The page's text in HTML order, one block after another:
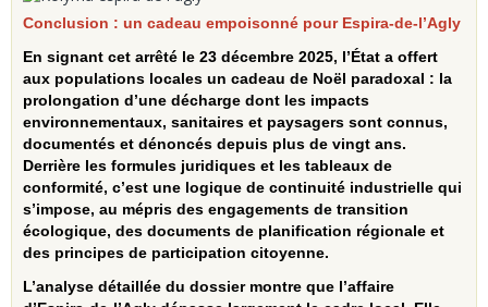
Conclusion : un cadeau empoisonné pour Espira‑de‑l’Agly
En signant cet arrêté le 23 décembre 2025, l’État a offert
aux populations locales un cadeau de Noël paradoxal : la
prolongation d’une décharge dont les impacts
environnementaux, sanitaires et paysagers sont connus,
documentés et dénoncés depuis plus de vingt ans.
Derrière les formules juridiques et les tableaux de
conformité, c’est une logique de continuité industrielle qui
s’impose, au mépris des engagements de transition
écologique, des documents de planification régionale et
des principes de participation citoyenne.
L’analyse détaillée du dossier montre que l’affaire